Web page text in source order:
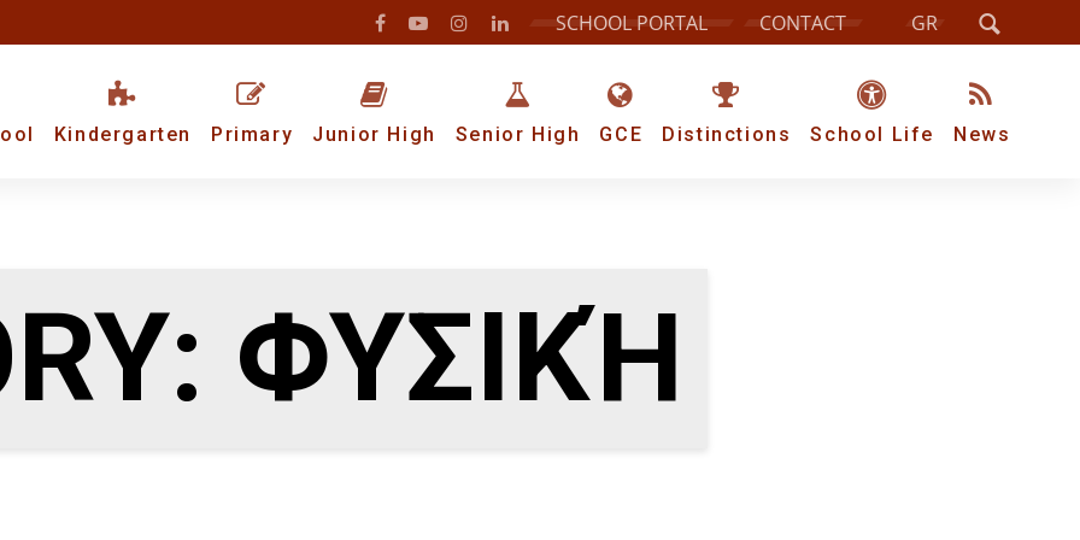
SCHOOL PORTAL CONTACT GR
Kindergarten Primary Junior High Senior High GCE Distinctions School Life News
ΦΥΣΙΚΉ